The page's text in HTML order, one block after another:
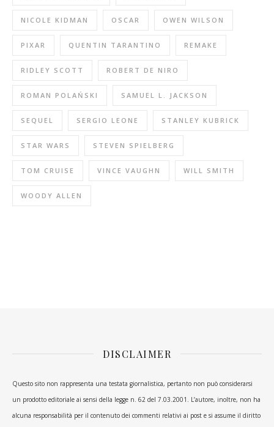
NICOLE KIDMAN OSCAR OWEN WILSON
PIXAR QUENTIN TARANTINO REMAKE
RIDLEY SCOTT ROBERT DE NIRO
ROMAN POLAŃSKI SAMUEL L. JACKSON
SEQUEL SERGIO LEONE STANLEY KUBRICK
STAR WARS STEVEN SPIELBERG
TOM CRUISE VINCE VAUGHN WILL SMITH
WOODY ALLEN
DISCLAIMER
Questo sito non rappresenta una testata giornalistica, pertanto non può considerarsi
un prodotto editoriale ai sensi della legge n. 62 del 7.03.2001. L’autore, inoltre, non ha
alcuna responsabilità per il contenuto dei commenti relativi ai post e si assume il diritto